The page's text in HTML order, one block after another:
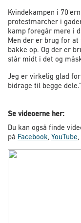
Kvindekampen i
protestmarcher i
kamp foregår mere i
Men der er brug for
bakke op. Og der er
står midt i det og
Jeg er virkelig glad
bidrage til begge dele."
Se videoerne her:
Du kan også finde
på Facebook, YouTube,